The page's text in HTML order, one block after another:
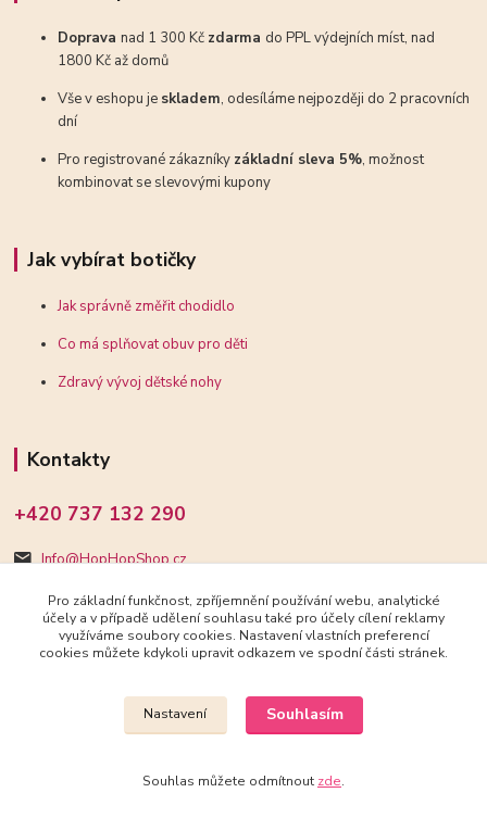
Dopravanad 1 300 Kč zdarma do PPL výdejních míst, nad
1800 Kč až domů
Vše v eshopu je skladem, odesíláme nejpozději do 2 pracovních
dní
Pro registrované zákazníky základní sleva 5%, možnost
kombinovat se slevovými kupony
Jak vybírat botičky
Jak správně změřit chodidlo
Co má splňovat obuv pro děti
Zdravý vývoj dětské nohy
Kontakty
+420 737 132 290
Info@HopHopShop.cz
Upravit sběr cookies.
2018-2025 HopHopShop.cz
Pro základní funkčnost, zpříjemnění používání webu, analytické
účely a v případě udělení souhlasu také pro účely cílení reklamy
využíváme soubory cookies. Nastavení vlastních preferencí
cookies můžete kdykoli upravit odkazem ve spodní části stránek.
Nastavení Souhlasím
Souhlas můžete odmítnout zde.